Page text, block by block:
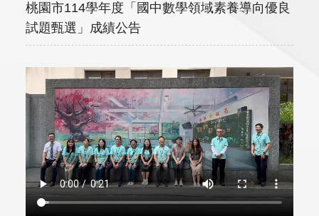
桃園市114學年度「國中數學領域素養導向優良
試題甄選」成績公告